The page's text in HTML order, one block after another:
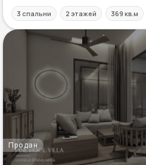
3 спальни 2 этажей 369 кв.м
Продан